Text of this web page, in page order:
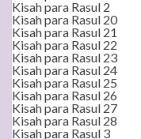
Kisah para Rasul 2
Kisah para Rasul 20
Kisah para Rasul 21
Kisah para Rasul 22
Kisah para Rasul 23
Kisah para Rasul 24
Kisah para Rasul 25
Kisah para Rasul 26
Kisah para Rasul 27
Kisah para Rasul 28
Kisah para Rasul 3